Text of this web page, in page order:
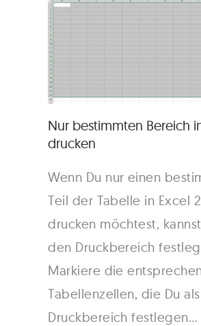
Nur bestimmten Bereich
drucken
Wenn Du nur einen
Teil der Tabelle in Excel
drucken möchtest,
den Druckbereich
Markiere die
Tabellenzellen, die Du als
Druckbereich festlegen…